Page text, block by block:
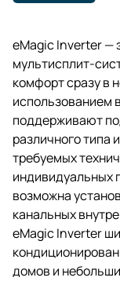
eMagic Inverter —
мультисплит-
комфорт сразу в
использованием
поддерживают
различного типа
требуемых
индивидуальных
возможна
канальных
eMagic Inverter
домов и